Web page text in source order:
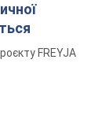
FREYJA